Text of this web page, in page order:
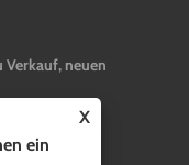
Verkauf, neuen
X
ein